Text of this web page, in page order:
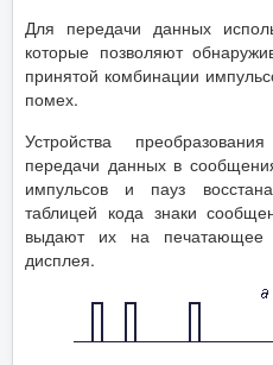
Для передачи данных
которые позволяют
принятой комбинации
помех.
Устройства
передачи данных в
импульсов и пауз
таблицей кода знаки
выдают их на печатающее
дисплея.